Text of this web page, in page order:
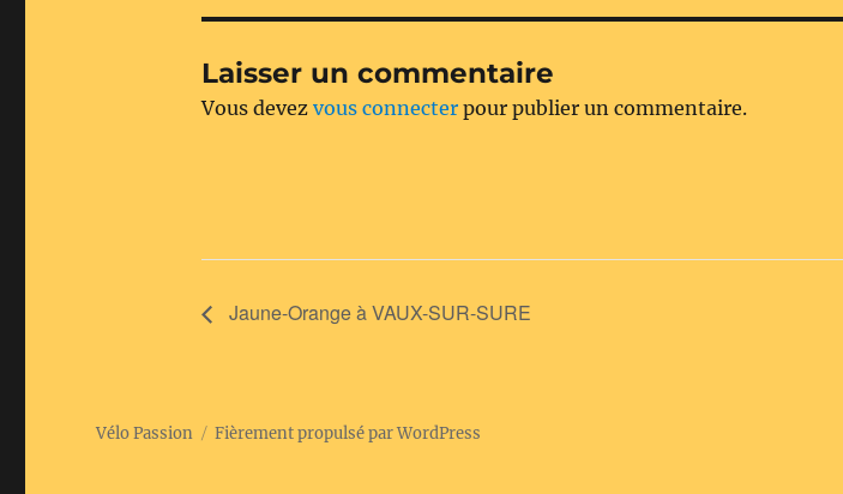
Laisser un commentaire
Vous devez vous connecter pour publier un commentaire.
Jaune-Orange à VAUX-SUR-SURE
Vélo Passion Fièrement propulsé par WordPress